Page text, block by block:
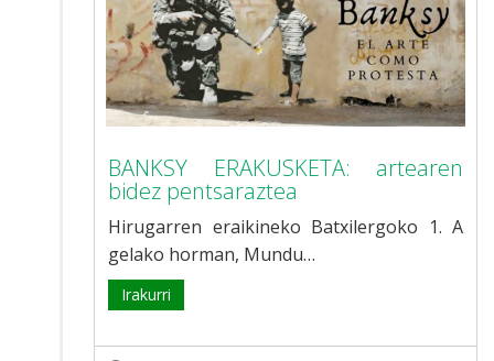
BANKSY ERAKUSKETA: artearen
bidez pentsaraztea
Hirugarren eraikineko Batxilergoko 1. A
gelako horman, Mundu…
Irakurri